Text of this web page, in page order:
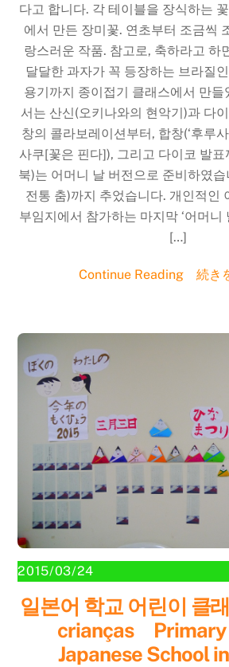
다고 합니다. 각 테이블을 장식하는
에서 만든 장미꽃. 연초부터 조금씩
랑스러운 작품. 참고로, 축하라고 하
달달한 과자가 꼭 등장하는 브라질
용기까지 종이접기 클래스에서 만들
서는 산신(오키나와의 현악기)과 다
창의 콜라보레이션부터, 합창(‘후루
사쿠[꽃은 핀다]), 그리고 다이코 발
북)는 어머니 날 버전으로 준비하였
전통 춤)까지 추었습니다. 개인적인
부임지에서 참가하는 마지막 ‘어머니
[…]
Continue Reading 続き
2015/03/24
일본어 학교 어린이 클
crianças Primary
Japanese School